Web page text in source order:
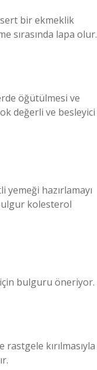
bir ekmeklik
sırasında lapa olur.
öğütülmesi ve
değerli ve besleyici
hazırlamayı
kolesterol
için bulguru öneriyor.
kırılmasıyla